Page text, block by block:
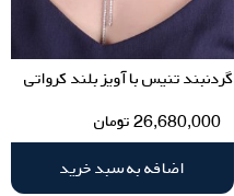
گردنبند تنیس با آویز بلند کرواتی
26,680,000تومان
اضافه به سبد خرید